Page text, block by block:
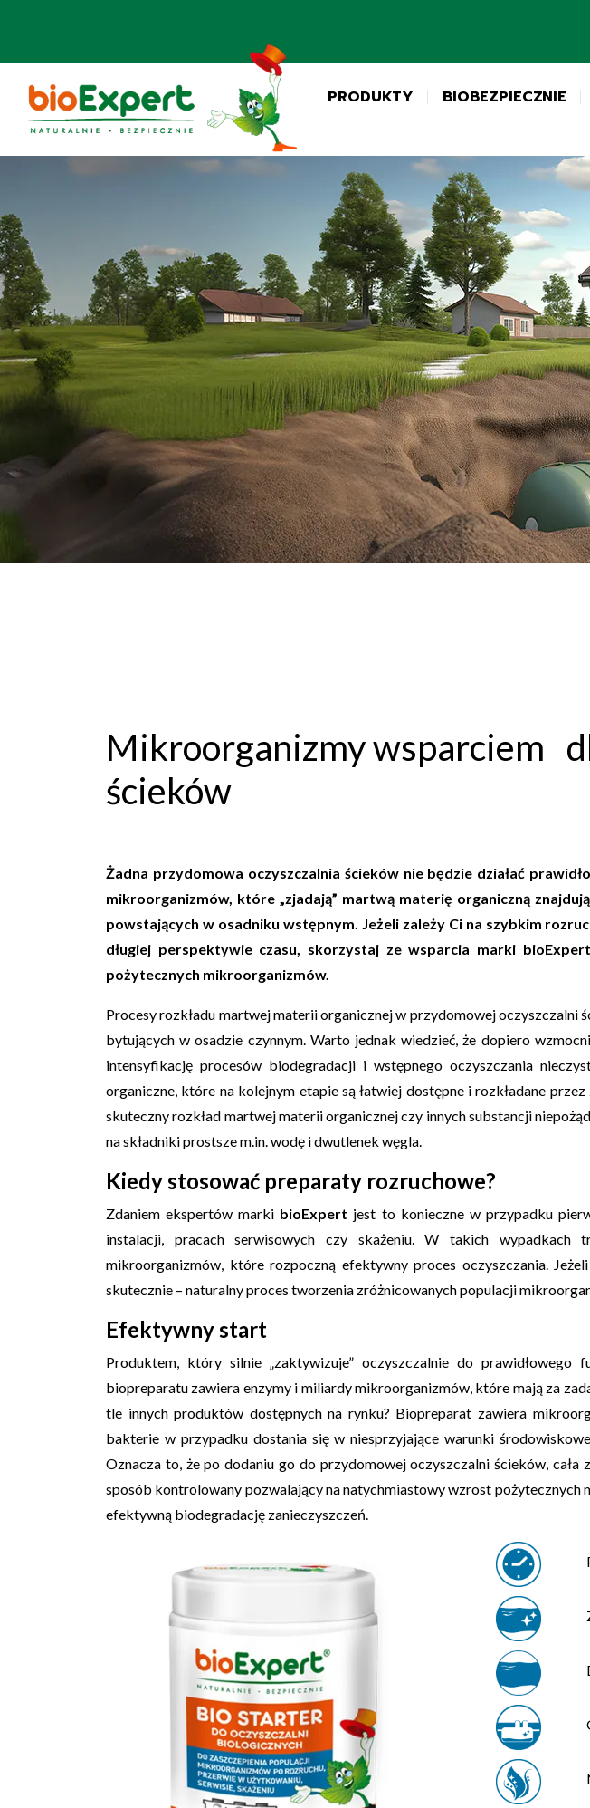
PRODUKTY BIOBEZPIECZNIE
Mikroorganizmy wsparciem
ścieków
Żadna przydomowa oczyszczalnia ścieków nie będzie działać
mikroorganizmów, które „zjadają” martwą materię organiczną
powstających w osadniku wstępnym. Jeżeli zależy Ci na szybkim
długiej perspektywie czasu, skorzystaj ze wsparcia marki
pożytecznych mikroorganizmów.
Procesy rozkładu martwej materii organicznej w przydomowej oczyszczalni
bytujących w osadzie czynnym. Warto jednak wiedzieć, że dopiero
intensyfikację procesów biodegradacji i wstępnego oczyszczania
organiczne, które na kolejnym etapie są łatwiej dostępne i rozkładane
skuteczny rozkład martwej materii organicznej czy innych substancji
na składniki prostsze m.in. wodę i dwutlenek węgla.
Kiedy stosować preparaty rozruchowe?
Zdaniem ekspertów marki bioExpert jest to konieczne w przypadku
instalacji, pracach serwisowych czy skażeniu. W takich wypadkach
mikroorganizmów, które rozpoczną efektywny proces oczyszczania.
skutecznie – naturalny proces tworzenia zróżnicowanych populacji
Efektywny start
Produktem, który silnie „zaktywizuje” oczyszczalnie do
biopreparatu zawiera enzymy i miliardy mikroorganizmów, które mają za
tle innych produktów dostępnych na rynku? Biopreparat zawiera
bakterie w przypadku dostania się w niesprzyjające warunki
Oznacza to, że po dodaniu go do przydomowej oczyszczalni ścieków,
sposób kontrolowany pozwalający na natychmiastowy wzrost
efektywną biodegradację zanieczyszczeń.